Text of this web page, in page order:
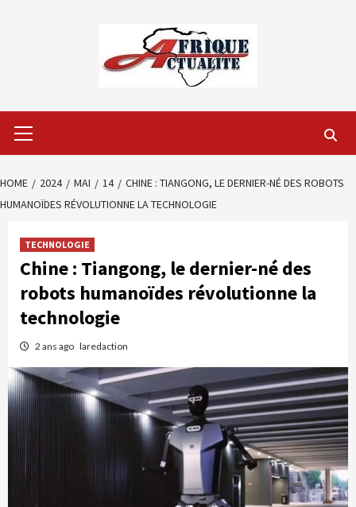
Menu
HOME 2024 MAI 14
CHINE : TIANGONG, LE DERNIER-NÉ DES ROBOTS
HUMANOÏDES RÉVOLUTIONNE LA TECHNOLOGIE
TECHNOLOGIE
Chine : Tiangong, le dernier-né des
robots humanoïdes révolutionne la
technologie
2 ans ago laredaction